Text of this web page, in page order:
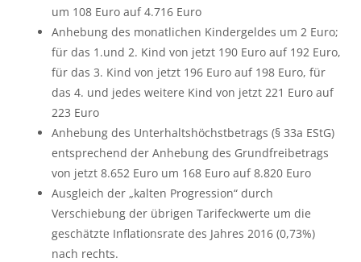
um 108 Euro auf 4.716 Euro
Anhebung des monatlichen Kindergeldes um 2 Euro;
für das 1.und 2. Kind von jetzt 190 Euro auf 192 Euro,
für das 3. Kind von jetzt 196 Euro auf 198 Euro, für
das 4. und jedes weitere Kind von jetzt 221 Euro auf
223 Euro
Anhebung des Unterhaltshöchstbetrags (§ 33a EStG)
entsprechend der Anhebung des Grundfreibetrags
von jetzt 8.652 Euro um 168 Euro auf 8.820 Euro
Ausgleich der „kalten Progression“ durch
Verschiebung der übrigen Tarifeckwerte um die
geschätzte Inflationsrate des Jahres 2016 (0,73%)
nach rechts.